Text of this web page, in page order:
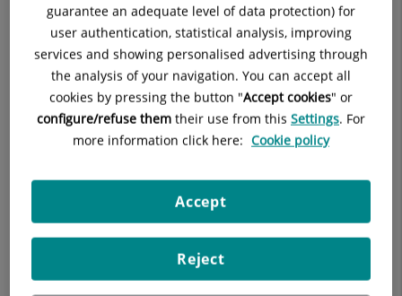
Comitè de Qualitat
Comitè de Medi Ambient i Gestió
Energètica
Comissió de Garantia de Qualitat a
Diagnòstic per la Imatge i Àrea
Quirúrgica
guarantee an adequate level of data protection) for
user authentication, statistical analysis, improving
services and showing personalised advertising through
the analysis of your navigation. You can accept all
cookies by pressing the button "Accept cookies" or
configure/refuse them their use from this Settings. For
more information click here: Cookie policy
Reject
Accept